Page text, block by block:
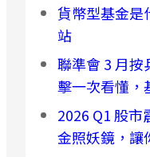
貨幣型基金是
站
聯準會 3 月
擊一次看懂，
2026 Q1 股
金照妖鏡，讓